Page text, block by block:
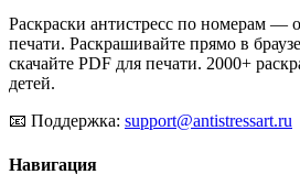
Раскраски антистресс по номерам —
печати. Раскрашивайте прямо в
скачайте PDF для печати. 2000+
детей.
📧 Поддержка: support@antistressart.ru
Навигация